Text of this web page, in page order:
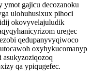
ymot gajicu decozanoku
ulohuhusixux pihoci
okovyvelajuludik
uregec
qedupanyvyqiwoco
oxyhykucomanyp
qa ypiqugefec.